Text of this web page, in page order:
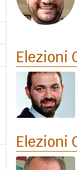
Elezioni
Elezioni